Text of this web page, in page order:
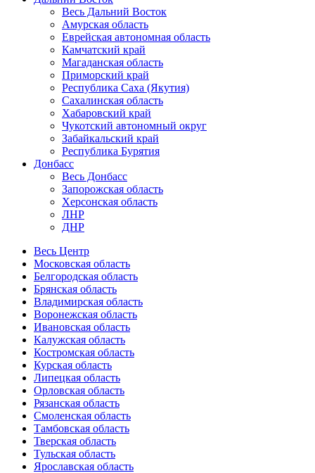
Весь Дальний Восток
Амурская область
Еврейская автономная область
Камчатский край
Магаданская область
Приморский край
Республика Саха (Якутия)
Сахалинская область
Хабаровский край
Чукотский автономный округ
Забайкальский край
Республика Бурятия
Донбасс
Весь Донбасс
Запорожская область
Херсонская область
ЛНР
ДНР
Весь Центр
Московская область
Белгородская область
Брянская область
Владимирская область
Воронежская область
Ивановская область
Калужская область
Костромская область
Курская область
Липецкая область
Орловская область
Рязанская область
Смоленская область
Тамбовская область
Тверская область
Тульская область
Ярославская область